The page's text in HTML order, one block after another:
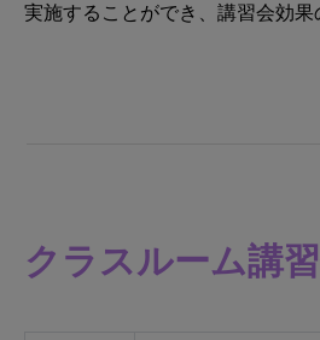
実施することができ、講習会効果
クラスルーム講